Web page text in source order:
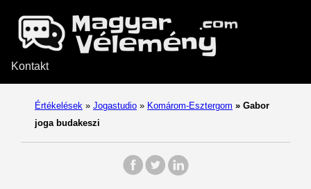
Kontakt
Értékelések » Jogastudio » Komárom-Esztergom » Gabor
joga budakeszi